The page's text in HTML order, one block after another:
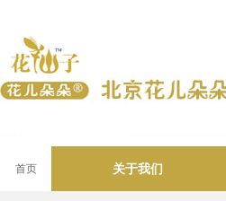
首页 关于我们